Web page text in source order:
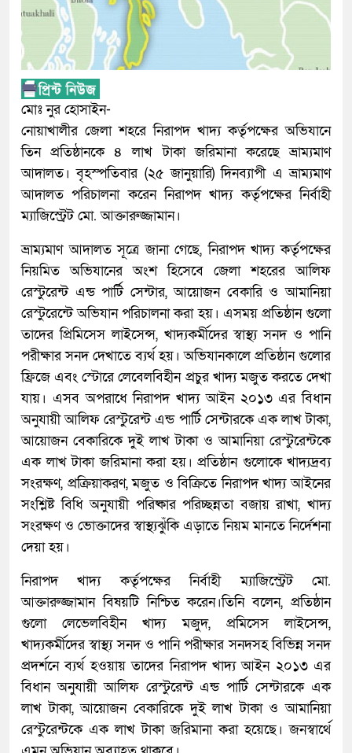
মোঃ নুর হোসাইন-
নোয়াখালীর জেলা শহরে নিরাপদ খাদ্য কর্তৃপক্ষের অভিযানে
তিন প্রতিষ্ঠানকে ৪ লাখ টাকা জরিমানা করেছে ভ্রাম্যমাণ
আদালত। বৃহস্পতিবার (২৫ জানুয়ারি) দিনব্যাপী এ ভ্রাম্যমাণ
আদালত পরিচালনা করেন নিরাপদ খাদ্য কর্তৃপক্ষের নির্বাহী
ম্যাজিস্ট্রেট মো. আক্তারুজ্জামান।
ভ্রাম্যমাণ আদালত সূত্রে জানা গেছে, নিরাপদ খাদ্য কর্তৃপক্ষের
নিয়মিত অভিযানের অংশ হিসেবে জেলা শহরের আলিফ
রেস্টুরেন্ট এন্ড পার্টি সেন্টার, আয়োজন বেকারি ও আমানিয়া
রেস্টুরেন্টে অভিযান পরিচালনা করা হয়। এসময় প্রতিষ্ঠান গুলো
তাদের প্রিমিসেস লাইসেন্স, খাদ্যকর্মীদের স্বাস্থ্য সনদ ও পানি
পরীক্ষার সনদ দেখাতে ব্যর্থ হয়। অভিযানকালে প্রতিষ্ঠান গুলোর
ফ্রিজে এবং স্টোরে লেবেলবিহীন প্রচুর খাদ্য মজুত করতে দেখা
যায়। এসব অপরাধে নিরাপদ খাদ্য আইন ২০১৩ এর বিধান
অনুযায়ী আলিফ রেস্টুরেন্ট এন্ড পার্টি সেন্টারকে এক লাখ টাকা,
আয়োজন বেকারিকে দুই লাখ টাকা ও আমানিয়া রেস্টুরেন্টকে
এক লাখ টাকা জরিমানা করা হয়। প্রতিষ্ঠান গুলোকে খাদ্যদ্রব্য
সংরক্ষণ, প্রক্রিয়াকরণ, মজুত ও বিক্রিতে নিরাপদ খাদ্য আইনের
সংশ্লিষ্ট বিধি অনুযায়ী পরিষ্কার পরিচ্ছন্নতা বজায় রাখা, খাদ্য
সংরক্ষণ ও ভোক্তাদের স্বাস্থ্যঝুঁকি এড়াতে নিয়ম মানতে নির্দেশনা
দেয়া হয়।
নিরাপদ খাদ্য কর্তৃপক্ষের নির্বাহী ম্যাজিস্ট্রেট মো.
আক্তারুজ্জামান বিষয়টি নিশ্চিত করেন।তিনি বলেন, প্রতিষ্ঠান
গুলো লেভেলবিহীন খাদ্য মজুদ, প্রমিসেস লাইসেন্স,
খাদ্যকর্মীদের স্বাস্থ্য সনদ ও পানি পরীক্ষার সনদসহ বিভিন্ন সনদ
প্রদর্শনে ব্যর্থ হওয়ায় তাদের নিরাপদ খাদ্য আইন ২০১৩ এর
বিধান অনুযায়ী আলিফ রেস্টুরেন্ট এন্ড পার্টি সেন্টারকে এক
লাখ টাকা, আয়োজন বেকারিকে দুই লাখ টাকা ও আমানিয়া
রেস্টুরেন্টকে এক লাখ টাকা জরিমানা করা হয়েছে। জনস্বার্থে